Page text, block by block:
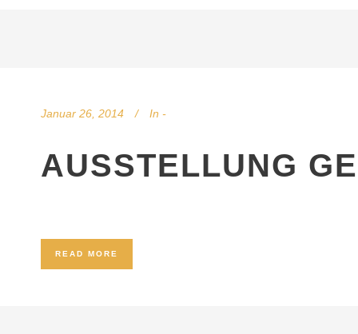
Januar 26, 2014 In -
AUSSTELLUNG
READ MORE